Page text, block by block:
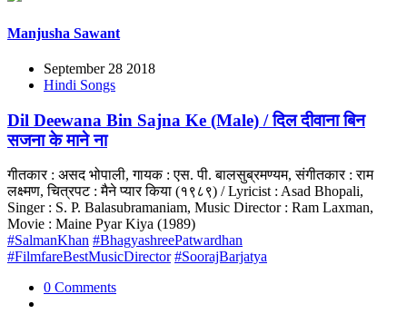
Manjusha Sawant
September 28 2018
Hindi Songs
Dil Deewana Bin Sajna Ke (Male) / दिल दीवाना बिन
सजना के माने ना
गीतकार : असद भोपाली, गायक : एस. पी. बालसुब्रमण्यम, संगीतकार : राम
लक्ष्मण, चित्रपट : मैने प्यार किया (१९८९) / Lyricist : Asad Bhopali,
Singer : S. P. Balasubramaniam, Music Director : Ram Laxman,
Movie : Maine Pyar Kiya (1989)
#SalmanKhan #BhagyashreePatwardhan
#FilmfareBestMusicDirector #SoorajBarjatya
0 Comments